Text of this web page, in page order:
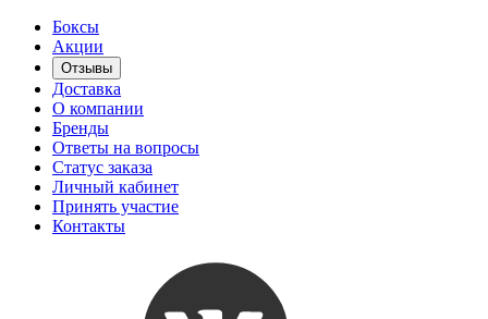
Боксы
Акции
Отзывы
Доставка
О компании
Бренды
Ответы на вопросы
Статус заказа
Личный кабинет
Принять участие
Контакты